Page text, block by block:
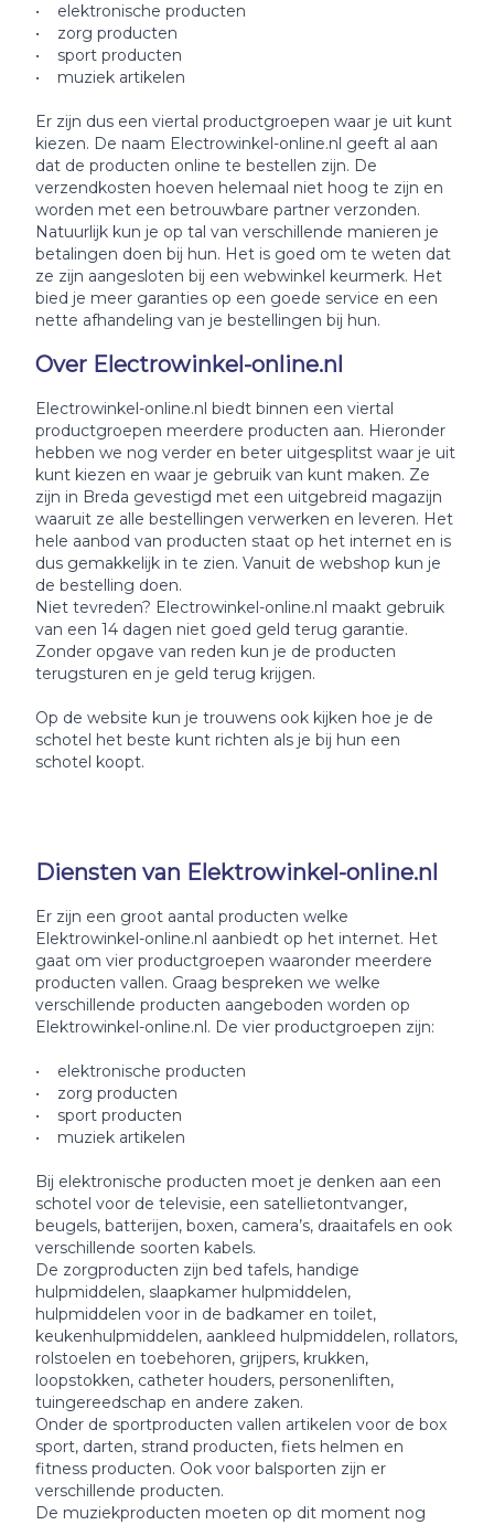
• elektronische producten
• zorg producten
• sport producten
• muziek artikelen
Er zijn dus een viertal productgroepen waar je uit kunt
kiezen. De naam Electrowinkel-online.nl geeft al aan
dat de producten online te bestellen zijn. De
verzendkosten hoeven helemaal niet hoog te zijn en
worden met een betrouwbare partner verzonden.
Natuurlijk kun je op tal van verschillende manieren je
betalingen doen bij hun. Het is goed om te weten dat
ze zijn aangesloten bij een webwinkel keurmerk. Het
bied je meer garanties op een goede service en een
nette afhandeling van je bestellingen bij hun.
Over Electrowinkel-online.nl
Electrowinkel-online.nl biedt binnen een viertal
productgroepen meerdere producten aan. Hieronder
hebben we nog verder en beter uitgesplitst waar je uit
kunt kiezen en waar je gebruik van kunt maken. Ze
zijn in Breda gevestigd met een uitgebreid magazijn
waaruit ze alle bestellingen verwerken en leveren. Het
hele aanbod van producten staat op het internet en is
dus gemakkelijk in te zien. Vanuit de webshop kun je
de bestelling doen.
Niet tevreden? Electrowinkel-online.nl maakt gebruik
van een 14 dagen niet goed geld terug garantie.
Zonder opgave van reden kun je de producten
terugsturen en je geld terug krijgen.
Op de website kun je trouwens ook kijken hoe je de
schotel het beste kunt richten als je bij hun een
schotel koopt.
Diensten van Elektrowinkel-online.nl
Er zijn een groot aantal producten welke
Elektrowinkel-online.nl aanbiedt op het internet. Het
gaat om vier productgroepen waaronder meerdere
producten vallen. Graag bespreken we welke
verschillende producten aangeboden worden op
Elektrowinkel-online.nl. De vier productgroepen zijn:
• elektronische producten
• zorg producten
• sport producten
• muziek artikelen
Bij elektronische producten moet je denken aan een
schotel voor de televisie, een satellietontvanger,
beugels, batterijen, boxen, camera’s, draaitafels en ook
verschillende soorten kabels.
De zorgproducten zijn bed tafels, handige
hulpmiddelen, slaapkamer hulpmiddelen,
hulpmiddelen voor in de badkamer en toilet,
keukenhulpmiddelen, aankleed hulpmiddelen, rollators,
rolstoelen en toebehoren, grijpers, krukken,
loopstokken, catheter houders, personenliften,
tuingereedschap en andere zaken.
Onder de sportproducten vallen artikelen voor de box
sport, darten, strand producten, fiets helmen en
fitness producten. Ook voor balsporten zijn er
verschillende producten.
De muziekproducten moeten op dit moment nog